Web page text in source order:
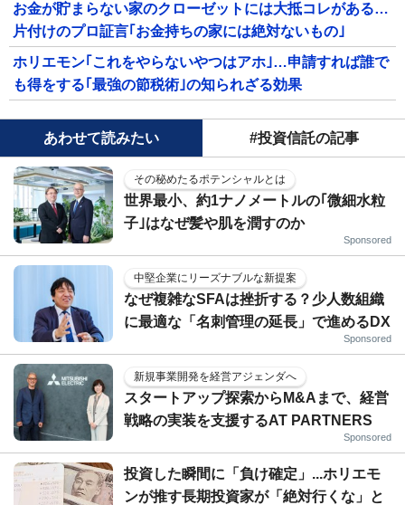
お金が貯まらない家のクローゼットには大抵コレがある…
片付けのプロ証言｢お金持ちの家には絶対ないもの｣
ホリエモン｢これをやらないやつはアホ｣…申請すれば誰で
も得をする｢最強の節税術｣の知られざる効果
あわせて読みたい #投資信託の記事
その秘めたるポテンシャルとは
世界最小、約1ナノメートルの｢微細水粒
子｣はなぜ髪や肌を潤すのか
Sponsored
中堅企業にリーズナブルな新提案
なぜ複雑なSFAは挫折する？少人数組織
に最適な「名刺管理の延長」で進めるDX
Sponsored
新規事業開発を経営アジェンダへ
スタートアップ探索からM&Aまで、経営
戦略の実装を支援するAT PARTNERS
Sponsored
投資した瞬間に「負け確定」...ホリエモ
ンが推す長期投資家が「絶対行くな」と